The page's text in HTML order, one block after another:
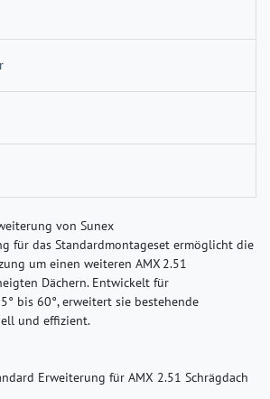
von Sunex
für das Standardmontageset ermöglicht die
um einen weiteren AMX 2.51
Dächern. Entwickelt für
bis 60°, erweitert sie bestehende
und effizient.
Erweiterung für AMX 2.51 Schrägdach